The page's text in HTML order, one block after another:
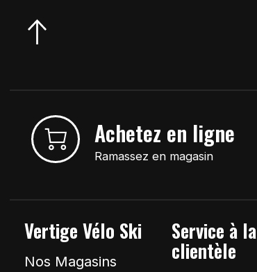
Achetez en ligne
Ramassez en magasin
Vertige Vélo Ski
Nos Magasins
Service à la
clientèle